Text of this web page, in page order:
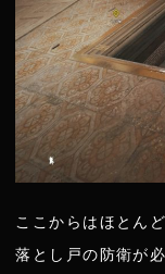
ここからはほとん
落とし戸の防衛が